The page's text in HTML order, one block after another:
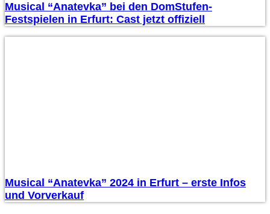
Musical “Anatevka” bei den DomStufen-
Festspielen in Erfurt: Cast jetzt offiziell
Musical “Anatevka” 2024 in Erfurt – erste Infos
und Vorverkauf